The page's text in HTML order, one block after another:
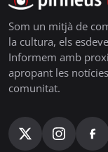
Som un mitjà de
la cultura, els
Informem amb
apropant les
comunitat.